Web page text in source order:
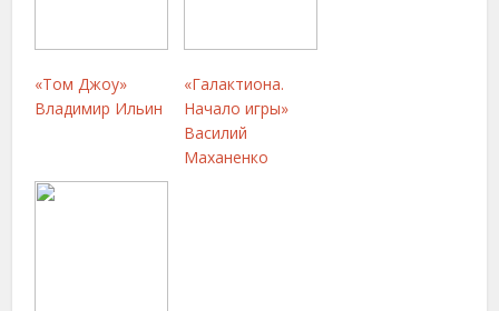
«Том Джоу»
Владимир Ильин
«Галактиона.
Начало игры»
Василий
Маханенко